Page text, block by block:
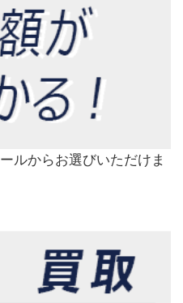
ルからお選びいただけま